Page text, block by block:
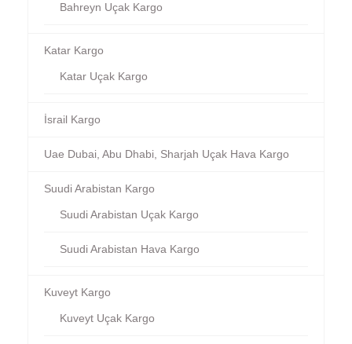
Bahreyn Uçak Kargo
Katar Kargo
Katar Uçak Kargo
İsrail Kargo
Uae Dubai, Abu Dhabi, Sharjah Uçak Hava Kargo
Suudi Arabistan Kargo
Suudi Arabistan Uçak Kargo
Suudi Arabistan Hava Kargo
Kuveyt Kargo
Kuveyt Uçak Kargo